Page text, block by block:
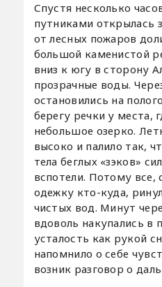
Спустя несколько
путниками открылась
от лесных пожаров
большой каменистой
вниз к югу в сторону
прозрачные воды.
остановились на
берегу речки у места,
небольшое озерко.
высоко и палило так,
тела беглых «зэков»
вспотели. Потому все,
одежку кто-куда,
чистых вод. Минут
вдоволь накупались в
усталость как рукой
напомнило о себе
возник разговор о